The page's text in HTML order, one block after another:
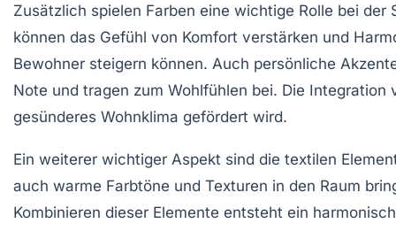
Zusätzlich spielen Farben eine wichtige Rolle bei der
können das Gefühl von Komfort verstärken und
Bewohner steigern können. Auch persönliche
Note und tragen zum Wohlfühlen bei. Die
gesünderes Wohnklima gefördert wird.
Ein weiterer wichtiger Aspekt sind die textilen
auch warme Farbtöne und Texturen in den Raum
Kombinieren dieser Elemente entsteht ein